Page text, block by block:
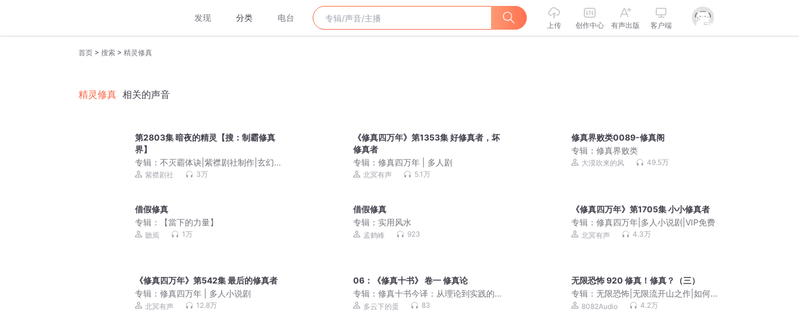
发现 分类 电台
上传 创作中心 有声出版 客户端
首页 > 搜索 > 精灵修真
精灵修真 相关的声音
第2803集 暗夜的精灵【搜：制霸修真
界】
专辑： 不灭霸体诀|紫襟剧社制作|玄幻&
修真爽文|有声剧
紫襟剧社 3万
《修真四万年》第1353集 好修真者，坏
修真者
专辑：修真四万年 | 多人剧
北冥有声 5.1万
修真界败类0089-修真阁
专辑：修真界败类
大漠吹来的风 49.5万
借假修真
专辑：
【當下的力量】
聽焉 1万
借假修真
专辑： 实用风水
孟鹤峰 923
《修真四万年》第1705集 小小修真者
专辑：修真四万年|多人小说剧|VIP免费
北冥有声 4.3万
《修真四万年》第542集 最后的修真者
专辑： 修真四万年 | 多人小说剧
北冥有声 12.8万
06：《修真十书》 卷一 修真论
专辑：修真十书今译：从理论到实践的
丹道指南
多云下的蛋 83
无限恐怖 920 修真！修真？（三）
专辑：无限恐怖|无限流开山之作|如何在
恐怖片世界中求生存？|8082Audio制作|
8082Audio 4.2万